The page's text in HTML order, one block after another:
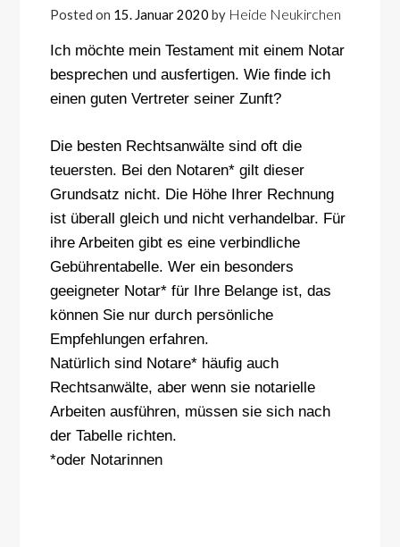
Posted on 15. Januar 2020 by Heide Neukirchen
Ich möchte mein Testament mit einem Notar
besprechen und ausfertigen. Wie finde ich
einen guten Vertreter seiner Zunft?
Die besten Rechtsanwälte sind oft die
teuersten. Bei den Notaren* gilt dieser
Grundsatz nicht. Die Höhe Ihrer Rechnung
ist überall gleich und nicht verhandelbar. Für
ihre Arbeiten gibt es eine verbindliche
Gebührentabelle. Wer ein besonders
geeigneter Notar* für Ihre Belange ist, das
können Sie nur durch persönliche
Empfehlungen erfahren.
Natürlich sind Notare* häufig auch
Rechtsanwälte, aber wenn sie notarielle
Arbeiten ausführen, müssen sie sich nach
der Tabelle richten.
*oder Notarinnen